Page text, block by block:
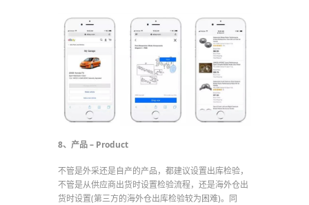
8、产品 – Product
不管是外采还是自产的产品，都建议设置出库检验，
不管是从供应商出货时设置检验流程，还是海外仓出
货时设置(第三方的海外仓出库检验较为困难)。同